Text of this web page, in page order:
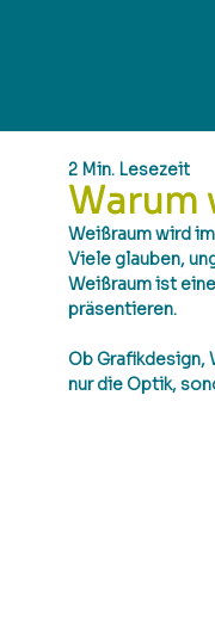
Warum
2 Min. Lesezeit
Weißraum wird
Viele glauben,
Weißraum ist
präsentieren.
Ob
nur die Optik,